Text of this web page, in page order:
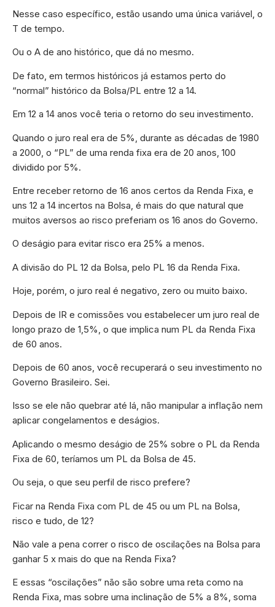
Nesse caso específico, estão usando uma única variável, o
T de tempo.
Ou o A de ano histórico, que dá no mesmo.
De fato, em termos históricos já estamos perto do
“normal” histórico da Bolsa/PL entre 12 a 14.
Em 12 a 14 anos você teria o retorno do seu investimento.
Quando o juro real era de 5%, durante as décadas de 1980
a 2000, o “PL” de uma renda fixa era de 20 anos, 100
dividido por 5%.
Entre receber retorno de 16 anos certos da Renda Fixa, e
uns 12 a 14 incertos na Bolsa, é mais do que natural que
muitos aversos ao risco preferiam os 16 anos do Governo.
O deságio para evitar risco era 25% a menos.
A divisão do PL 12 da Bolsa, pelo PL 16 da Renda Fixa.
Hoje, porém, o juro real é negativo, zero ou muito baixo.
Depois de IR e comissões vou estabelecer um juro real de
longo prazo de 1,5%, o que implica num PL da Renda Fixa
de 60 anos.
Depois de 60 anos, você recuperará o seu investimento no
Governo Brasileiro. Sei.
Isso se ele não quebrar até lá, não manipular a inflação nem
aplicar congelamentos e deságios.
Aplicando o mesmo deságio de 25% sobre o PL da Renda
Fixa de 60, teríamos um PL da Bolsa de 45.
Ou seja, o que seu perfil de risco prefere?
Ficar na Renda Fixa com PL de 45 ou um PL na Bolsa,
risco e tudo, de 12?
Não vale a pena correr o risco de oscilações na Bolsa para
ganhar 5 x mais do que na Renda Fixa?
E essas “oscilações” não são sobre uma reta como na
Renda Fixa, mas sobre uma inclinação de 5% a 8%, soma